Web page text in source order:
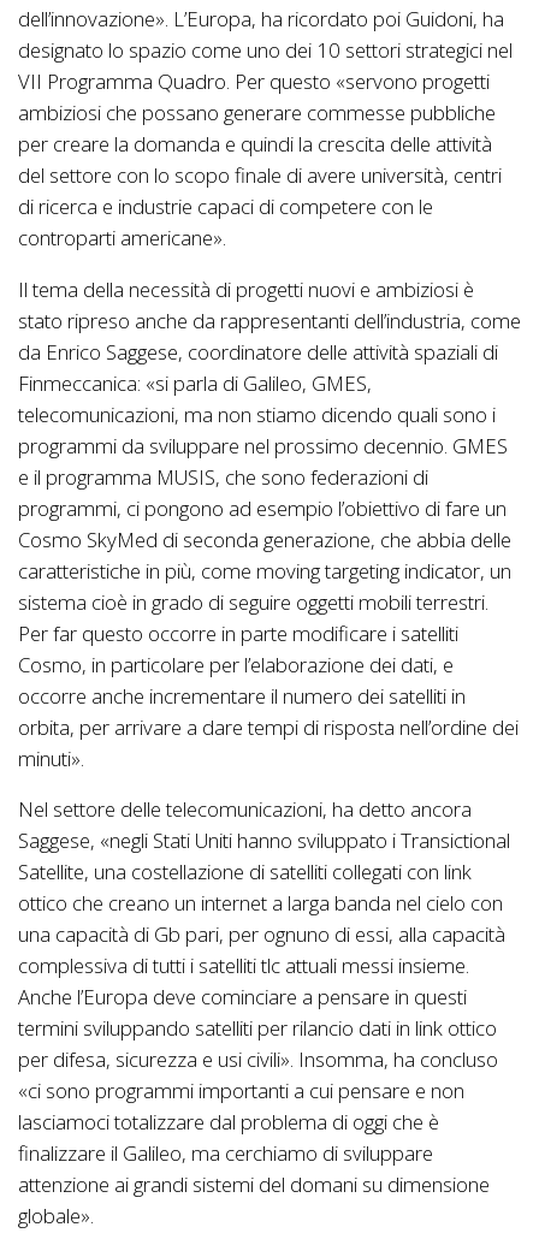
dell’innovazione». L’Europa, ha ricordato poi Guidoni, ha
designato lo spazio come uno dei 10 settori strategici nel
VII Programma Quadro. Per questo «servono progetti
ambiziosi che possano generare commesse pubbliche
per creare la domanda e quindi la crescita delle attività
del settore con lo scopo finale di avere università, centri
di ricerca e industrie capaci di competere con le
controparti americane».
Il tema della necessità di progetti nuovi e ambiziosi è
stato ripreso anche da rappresentanti dell’industria, come
da Enrico Saggese, coordinatore delle attività spaziali di
Finmeccanica: «si parla di Galileo, GMES,
telecomunicazioni, ma non stiamo dicendo quali sono i
programmi da sviluppare nel prossimo decennio. GMES
e il programma MUSIS, che sono federazioni di
programmi, ci pongono ad esempio l’obiettivo di fare un
Cosmo SkyMed di seconda generazione, che abbia delle
caratteristiche in più, come moving targeting indicator, un
sistema cioè in grado di seguire oggetti mobili terrestri.
Per far questo occorre in parte modificare i satelliti
Cosmo, in particolare per l’elaborazione dei dati, e
occorre anche incrementare il numero dei satelliti in
orbita, per arrivare a dare tempi di risposta nell’ordine dei
minuti».
Nel settore delle telecomunicazioni, ha detto ancora
Saggese, «negli Stati Uniti hanno sviluppato i Transictional
Satellite, una costellazione di satelliti collegati con link
ottico che creano un internet a larga banda nel cielo con
una capacità di Gb pari, per ognuno di essi, alla capacità
complessiva di tutti i satelliti tlc attuali messi insieme.
Anche l’Europa deve cominciare a pensare in questi
termini sviluppando satelliti per rilancio dati in link ottico
per difesa, sicurezza e usi civili». Insomma, ha concluso
«ci sono programmi importanti a cui pensare e non
lasciamoci totalizzare dal problema di oggi che è
finalizzare il Galileo, ma cerchiamo di sviluppare
attenzione ai grandi sistemi del domani su dimensione
globale».